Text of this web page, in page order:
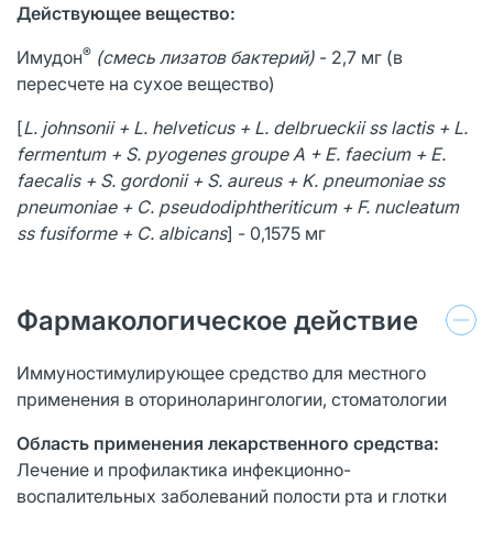
Действующее вещество:
Имудон® (смесь лизатов бактерий) - 2,7 мг (в
пересчете на сухое вещество)
[L. johnsonii + L. helveticus + L. delbrueckii ss lactis + L.
fermentum + S. pyogenes groupe A + E. faecium + E.
faecalis + S. gordonii + S. aureus + K. pneumoniae ss
pneumoniae + C. pseudodiphtheriticum + F. nucleatum
ss fusiforme + C. albicans] - 0,1575 мг
Фармакологическое действие
Иммуностимулирующее средство для местного
применения в оториноларингологии, стоматологии
Область применения лекарственного средства:
Лечение и профилактика инфекционно-
воспалительных заболеваний полости рта и глотки